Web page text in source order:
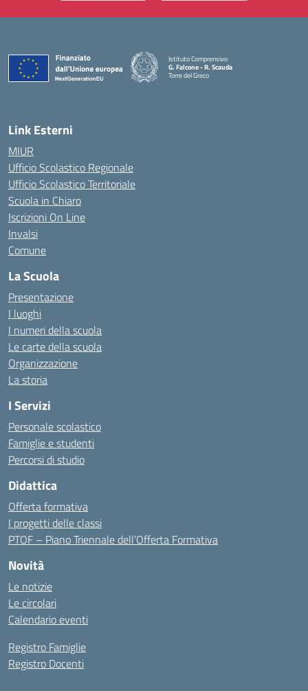
Istituto Comprensivo
G. Falcone - R. Scauda
Torre del Greco
Link Esterni
MIUR
Ufficio Scolastico Regionale
Ufficio Scolastico Territoriale
Scuola in Chiaro
Iscrizioni On Line
Invalsi
Comune
La Scuola
Presentazione
I luoghi
I numeri della scuola
Le carte della scuola
Organizzazione
La storia
I Servizi
Personale scolastico
Famiglie e studenti
Percorsi di studio
Didattica
Offerta formativa
I progetti delle classi
PTOF – Piano Triennale dell’Offerta Formativa
Novità
Le notizie
Le circolari
Calendario eventi
Registro Famiglie
Registro Docenti